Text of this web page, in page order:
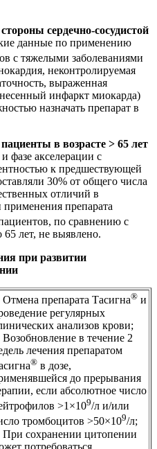
сердечно-сосудистой
данные по применению
с тяжелыми заболеваниями
неконтролируемая
выраженная
инфаркт миокарда)
назначать препарат в
пациенты в возрасте > 65 лет
фазе акселерации с
к предшествующей
30% от общего числа
отличий в
применения препарата
по сравнению с
65 лет, не выявлено.
при развитии
Отмена препарата Тасигна® и
регулярных
анализов крови;
Возобновление в течение 2
лечения препаратом
® в дозе,
до прерывания
если абсолютное число
>1×109/л и/или
тромбоцитов >50×109/л;
При сохранении цитопении
потребоваться